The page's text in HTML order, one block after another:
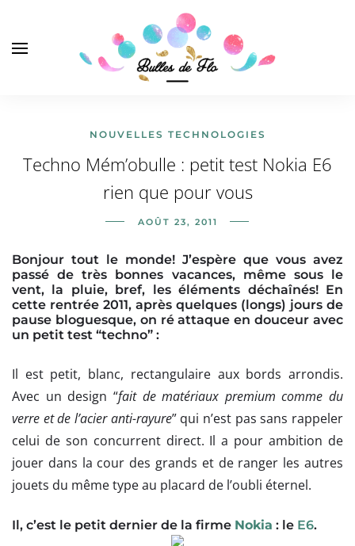
NOUVELLES TECHNOLOGIES
Techno Mém’obulle : petit test Nokia E6
rien que pour vous
AOÛT 23, 2011
Bonjour tout le monde! J’espère que vous avez
passé de très bonnes vacances, même sous le
vent, la pluie, bref, les éléments déchaînés! En
cette rentrée 2011, après quelques (longs) jours de
pause bloguesque, on ré attaque en douceur avec
un petit test “techno” :
Il est petit, blanc, rectangulaire aux bords arrondis.
Avec un design “fait de matériaux premium comme du
verre et de l’acier anti-rayure” qui n’est pas sans rappeler
celui de son concurrent direct. Il a pour ambition de
jouer dans la cour des grands et de ranger les autres
jouets du même type au placard de l’oubli éternel.
Il, c’est le petit dernier de la firme Nokia : le E6.